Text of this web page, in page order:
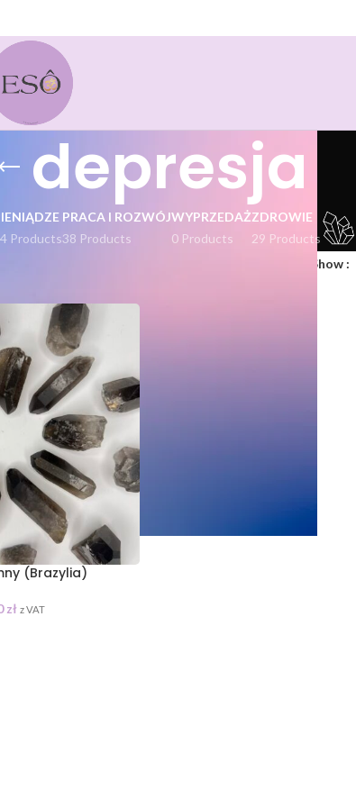
depresja
Products
PRACA I ROZWÓJ
38 Products
WYPRZEDAŻ
0 Products
ZDROWIE
29 Products
Show
(Brazylia)
zł z VAT